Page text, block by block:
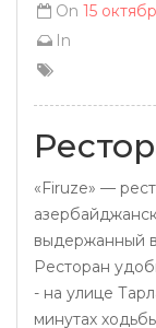
On 15
In
«Firuze» —
выдержанный
Ресторан
- на улице
минутах